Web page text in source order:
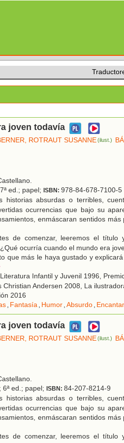
joven todavía
ROTRAUT SUSANNE(ilust.)
ed.; papel; ISBN: 978-84-678-7100-5
historias absurdas o terribles,
ocurrencias que bajo su
enmáscaran sentidos
de comenzar, leeremos el
ocurría cuando el mundo era
que más le haya gustado y
Infantil y Juvenil 1996,
Christian Andersen 2008, La
2016
, Fantasía, Humor,Absurdo,
joven todavía
ROTRAUT SUSANNE(ilust.)
ed.; papel; ISBN: 84-207-8214-9
historias absurdas o terribles,
ocurrencias que bajo su
enmáscaran sentidos
de comenzar, leeremos el